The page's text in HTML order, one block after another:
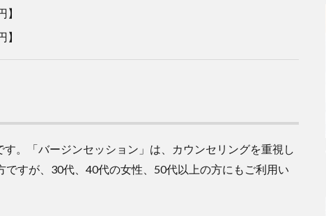
。「バージンセッション」は、カウンセリングを重視し
すが、30代、40代の女性、50代以上の方にもご利用い